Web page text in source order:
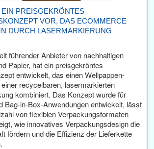
PREISGEKRÖNTES
VOR, DAS ECOMMERCE
DURCH LASERMARKIERUNG
führender Anbieter von nachhaltigen
Papier, hat ein preisgekröntes
entwickelt, das einen Wellpappen-
recycelbaren, lasermarkierten
kombiniert. Das Konzept wurde für
Bag-in-Box-Anwendungen entwickelt, lässt
von flexiblen Verpackungsformaten
wie innovatives Verpackungsdesign die
fördern und die Effizienz der Lieferkette